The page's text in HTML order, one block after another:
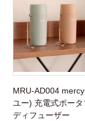
MRU-AD004
ユー) 充電式ポー
ディフューザー